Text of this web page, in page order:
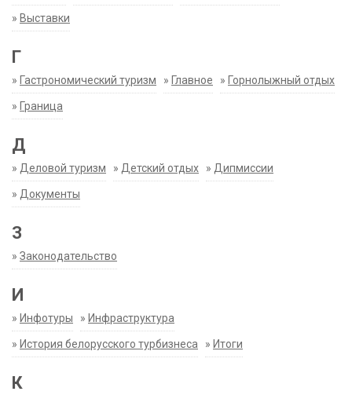
» Выставки
Г
» Гастрономический туризм » Главное » Горнолыжный отдых
» Граница
Д
» Деловой туризм » Детский отдых » Дипмиссии
» Документы
З
» Законодательство
И
» Инфотуры » Инфраструктура
» История белорусского турбизнеса » Итоги
К